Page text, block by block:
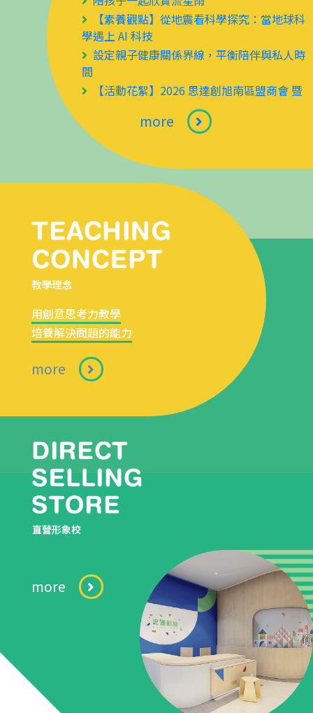
【素養觀點】從地震看科學探究：當地球科
學遇上 AI 科技
設定親子健康關係界線，平衡陪伴與私人時
間
旭聯科技 ATD 國際分享會 圓滿落幕！
沙灘上的自然科學課！用一把沙帶孩子玩出
觀察力與自信心 ​
你家孩子，今天「吃」進塑膠了嗎！
來點消暑科學嗎？一起製作美味冰沙吧
從 70%到 99%的喝水大挑戰 ​ ​
more
用創意思考力教學
培養解決問題的能力
more
more